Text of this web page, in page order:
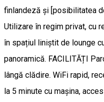
finlandeză și [posibilitatea
Utilizare în regim privat, cu
în spațiul liniștit de lounge
panoramică. FACILITĂȚI
lângă clădire. WiFi rapid,
la 5 minute cu mașina,